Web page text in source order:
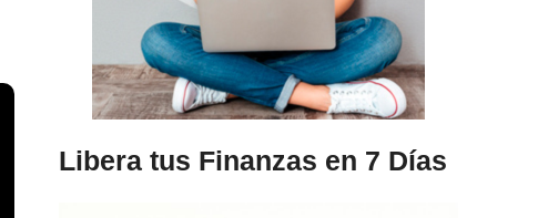
Libera tus Finanzas en 7 Días